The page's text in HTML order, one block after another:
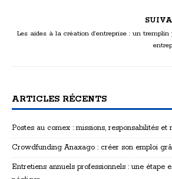
Les aides à la création d’entreprise : un tremplin
ARTICLES RÉCENTS
Postes au comex : missions, responsabilités et
Crowdfunding Anaxago : créer son emploi
Entretiens annuels professionnels : une étape